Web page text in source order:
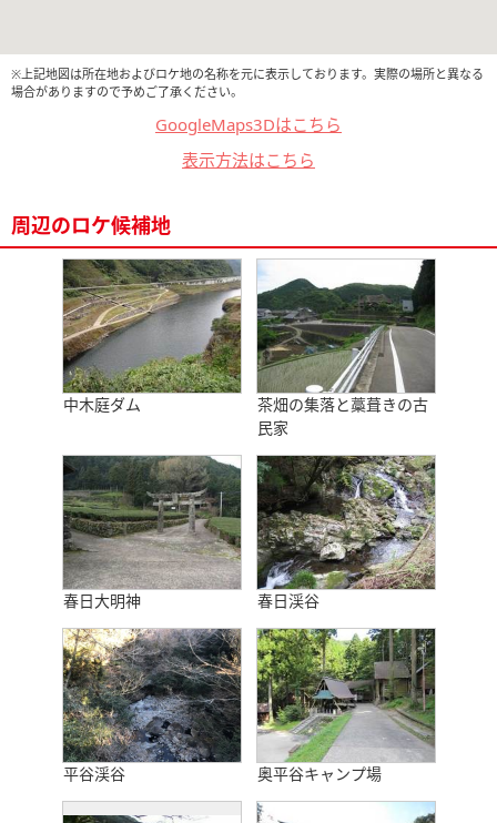
※上記地図は所在地およびロケ地の名称を元に表示しております。実際の場所と異なる
場合がありますので予めご了承ください。
GoogleMaps3Dはこちら
表示方法はこちら
周辺のロケ候補地
中木庭ダム
茶畑の集落と藁葺きの古
民家
春日大明神 春日渓谷
平谷渓谷 奥平谷キャンプ場